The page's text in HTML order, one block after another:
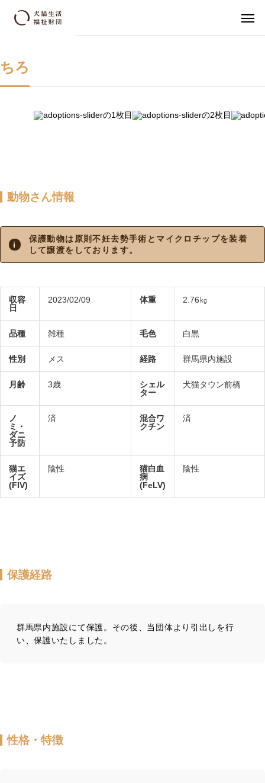
ちろ
動物さん情報
保護動物は原則不妊去勢手術とマイクロチップを装着
して譲渡をしております。
収容
日
2023/02/09 体重 2.76㎏
品種 雑種 毛色 白黒
性別 メス 経路 群馬県内施設
月齢 3歳
シェル
ター
犬猫タウン前橋
ノ
ミ・
ダニ
予防
済
混合ワ
クチン
済
猫エ
イズ
(FIV)
陰性
猫白血
病
(FeLV)
陰性
保護経路
群馬県内施設にて保護。その後、当団体より引出しを行
い、保護いたしました。
性格・特徴